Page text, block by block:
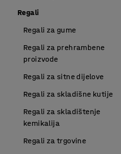
Regali
Regali za gume
Regali za prehrambene
proizvode
Regali za sitne dijelove
Regali za skladišne kutije
Regali za skladištenje
kemikalija
Regali za trgovine